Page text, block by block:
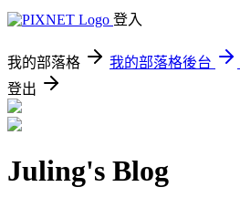
登入
我的部落格 我的部落格後台
登出
Juling's Blog